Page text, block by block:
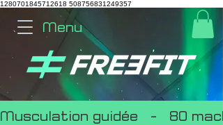
1280701845712618 508756831249357
Menu
Musculation guidée   -   80